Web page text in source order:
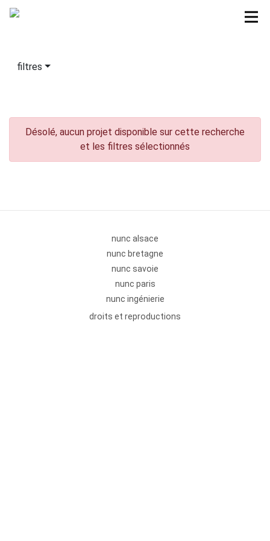
filtres
Désolé, aucun projet disponible sur cette recherche
et les filtres sélectionnés
nunc alsace
nunc bretagne
nunc savoie
nunc paris
nunc ingénierie
droits et reproductions